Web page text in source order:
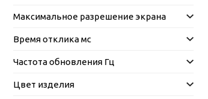
Максимальное разрешение экрана
Время отклика мс
Частота обновления Гц
Цвет изделия